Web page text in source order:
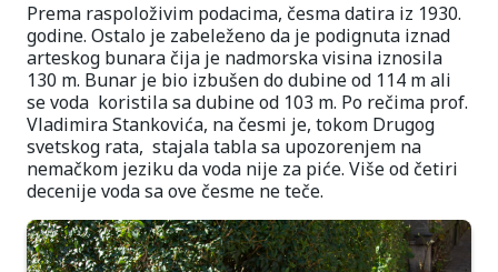
Prema raspoloživim podacima, česma datira iz 1930.
godine. Ostalo je zabeleženo da je podignuta iznad
arteskog bunara čija je nadmorska visina iznosila
130 m. Bunar je bio izbušen do dubine od 114 m ali
se voda koristila sa dubine od 103 m. Po rečima prof.
Vladimira Stankovića, na česmi je, tokom Drugog
svetskog rata, stajala tabla sa upozorenjem na
nemačkom jeziku da voda nije za piće. Više od četiri
decenije voda sa ove česme ne teče.